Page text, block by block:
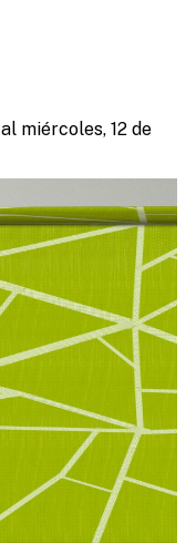
al miércoles, 12 de